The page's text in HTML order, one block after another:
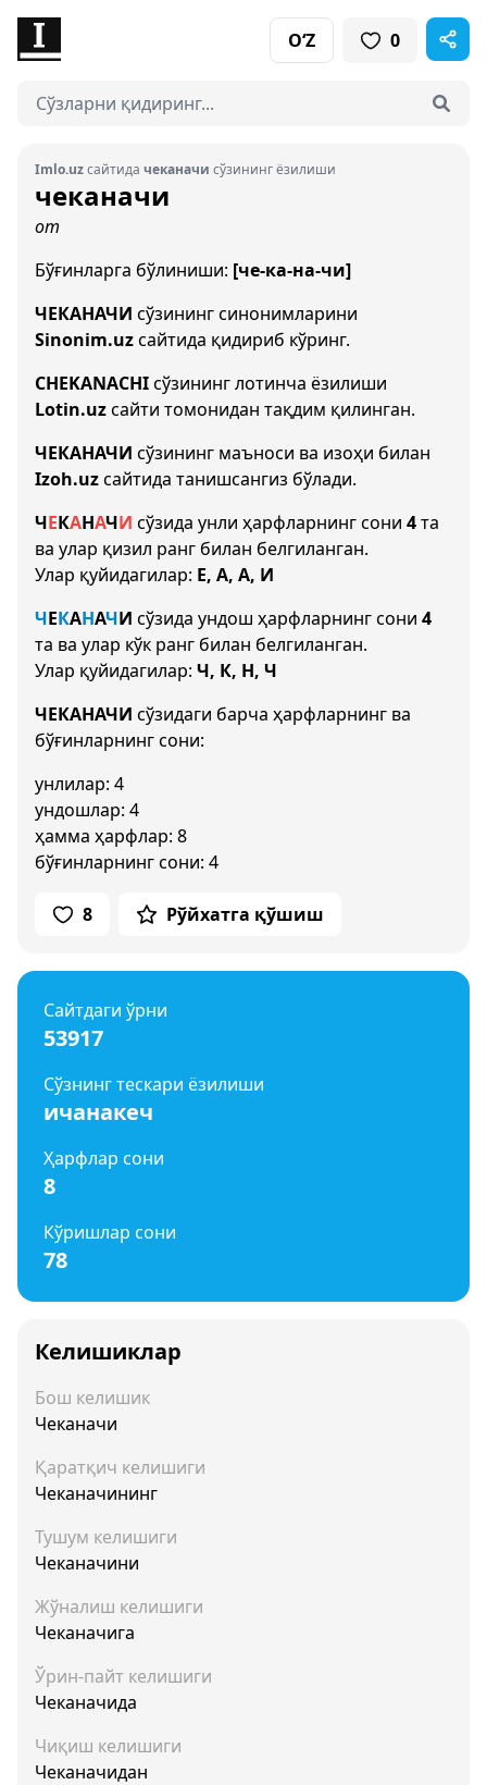
O‘Z 0
Imlo.uzсайтида чеканачи сўзининг ёзилиши
чеканачи
от
Бўғинларга бўлиниши: [че-ка-на-чи]
ЧЕКАНАЧИ сўзининг синонимларини
Sinonim.uzсайтида қидириб кўринг.
CHEKANACHIсўзининг лотинча ёзилиши
Lotin.uzсайти томонидан тақдим қилинган.
ЧЕКАНАЧИ сўзининг маъноси ва изоҳи билан
Izoh.uzсайтида танишсангиз бўлади.
ЧЕКАНАЧИ сўзида унли ҳарфларнинг сони 4та
ва улар қизил ранг билан белгиланган.
Улар қуйидагилар: Е, А, А, И
ЧЕКАНАЧИ сўзида ундош ҳарфларнинг сони 4
та ва улар кўк ранг билан белгиланган.
Улар қуйидагилар: Ч, К, Н, Ч
ЧЕКАНАЧИ сўзидаги барча ҳарфларнинг ва
бўғинларнинг сони:
унлилар: 4
ундошлар: 4
ҳамма ҳарфлар: 8
бўғинларнинг сони: 4
8 Рўйхатга қўшиш
Сайтдаги ўрни
53917
Сўзнинг тескари ёзилиши
ичанакеч
Ҳарфлар сони
8
Кўришлар сони
78
Келишиклар
Бош келишик
Чеканачи
Қаратқич келишиги
Чеканачининг
Тушум келишиги
Чеканачини
Жўналиш келишиги
Чеканачига
Ўрин-пайт келишиги
Чеканачида
Чиқиш келишиги
Чеканачидан